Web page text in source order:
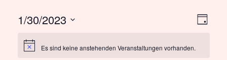
TAG
1/30/2023
wählen.Es sind keine anstehenden Veranstaltungen vorhanden.